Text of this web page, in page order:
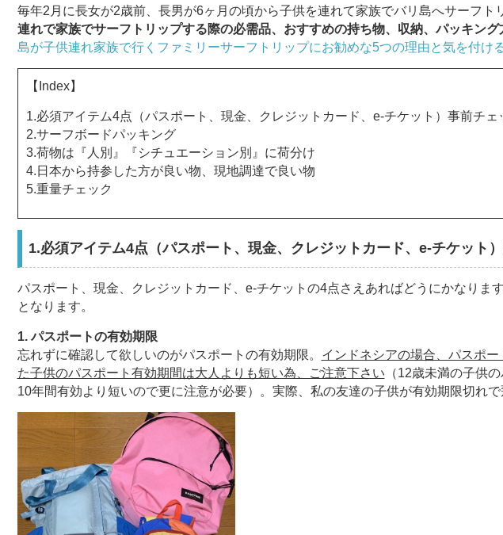
毎年2月に長女が2歳前、長男が6ヶ月の頃から子供を連れて家族でバリ島へサーフト
連れで家族でサーフトリップする際の必需品、おすすめの持ち物、収納、パッキング
島が子供連れ家族で行くファミリーサーフトリップにお勧めな5つの理由と気を付け
【Index】
1.必須アイテム4点（パスポート、現金、クレジットカード、e-チケット）事前チェ
2.サーフボードパッキング
3.荷物は『人別』『シチュエーション別』に荷分け
4.日本から持参した方が良い物、現地調達で良い物
5.重量チェック
1.必須アイテム4点（パスポート、現金、クレジットカード、e-チケット
パスポート、現金、クレジットカード、e-チケットの4点さえあればどうにかなりま
となります。
1. パスポートの有効期限
忘れずに確認して欲しいのがパスポートの有効期限。 インドネシアの場合、パスポ
た子供のパスポート有効期間は大人よりも短い為、ご注意下さい （12歳未満の子供
10年間有効より短いので更に注意が必要）。実際、私の友達の子供が有効期限切れ